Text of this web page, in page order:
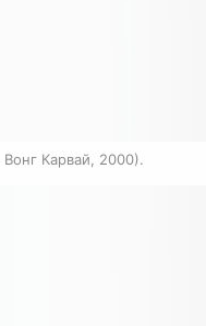
Карвай, 2000).